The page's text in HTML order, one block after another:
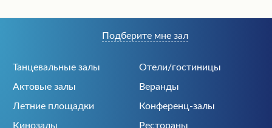
Танцевальные залы
Отели/гостиницы
Актовые залы
Веранды
Летние площадки
Конференц-залы
Кинозалы
Рестораны
Подберите мне зал